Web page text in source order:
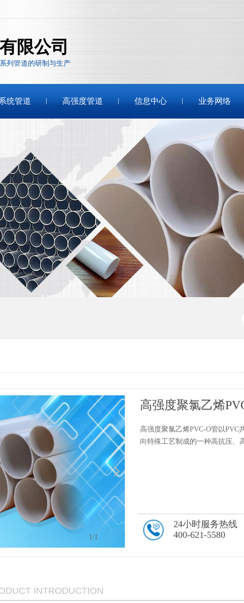
限公司
列管道的研制与生产
统管道 高强度管道 信息中心 业务网络
1/1
高强度聚氯乙烯
高强度聚氯乙烯PVC-O管以PVC
向特殊工艺制成的一种高抗压、
24小时服务热线
400-621-5580
INTRODUCTION